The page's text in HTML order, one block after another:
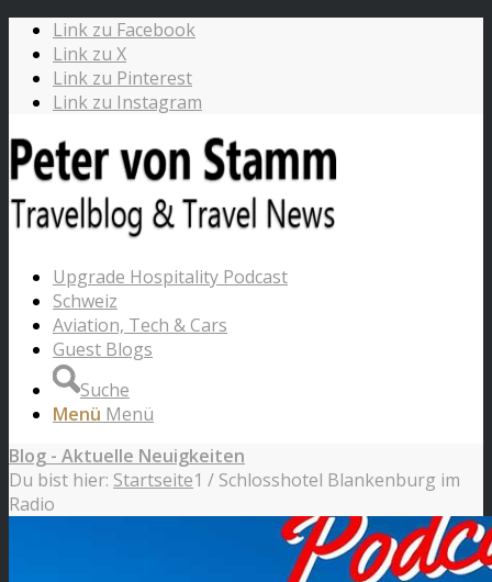
Link zu Facebook
Link zu X
Link zu Pinterest
Link zu Instagram
Upgrade Hospitality Podcast
Schweiz
Aviation, Tech & Cars
Guest Blogs
Suche
Menü Menü
Blog - Aktuelle Neuigkeiten
Du bist hier: Startseite1 / Schlosshotel Blankenburg im
Radio